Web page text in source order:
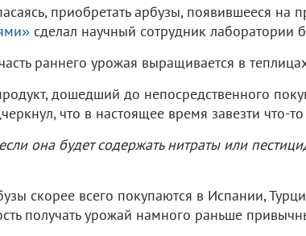
приобретать арбузы, появившееся на
сделал научный сотрудник лаборатории
раннего урожая выращивается в
дошедший до непосредственного
что в настоящее время завезти что-
она будет содержать нитраты или
скорее всего покупаются в Испании,
получать урожай намного раньше